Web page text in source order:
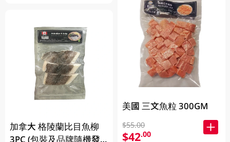
加拿大 格陵蘭比目魚柳
3PC (包裝及品牌隨機發
美國 三文魚粒 300GM
$55.00
$42.00